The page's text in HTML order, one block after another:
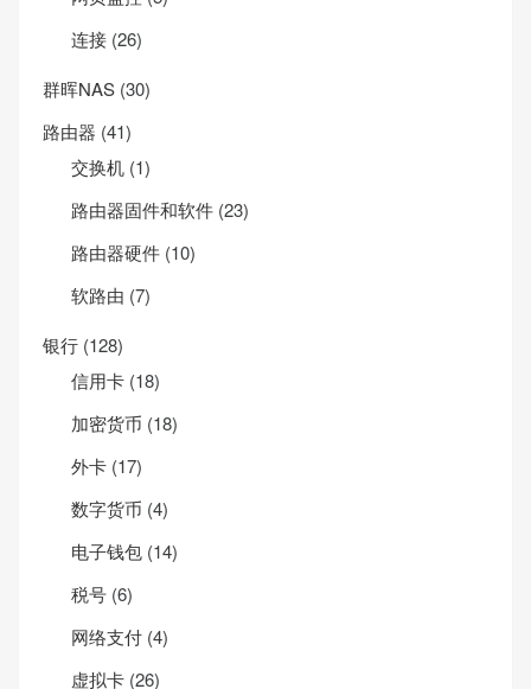
连接 (26)
群晖NAS (30)
路由器 (41)
交换机 (1)
路由器固件和软件 (23)
路由器硬件 (10)
软路由 (7)
银行 (128)
信用卡 (18)
加密货币 (18)
外卡 (17)
数字货币 (4)
电子钱包 (14)
税号 (6)
网络支付 (4)
虚拟卡 (26)